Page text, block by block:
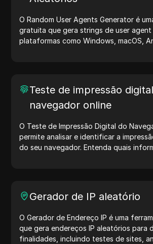
O Random User Agents Generator é
gratuita que gera strings de user
plataformas como Windows, macOS,
de trabalho — comece a gerar user
Teste de impressão
navegador online
O Teste de Impressão Digital do
permite analisar e identificar a
do seu navegador. Entenda quais
Gerador de IP aleatório
O Gerador de Endereço IP é uma
que gera endereços IP aleatórios para
finalidades, incluindo testes de sites,